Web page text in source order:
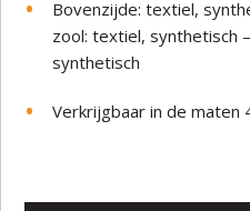
Bovenzijde: textiel,
zool: textiel, synthetisch
synthetisch
Verkrijgbaar in de maten